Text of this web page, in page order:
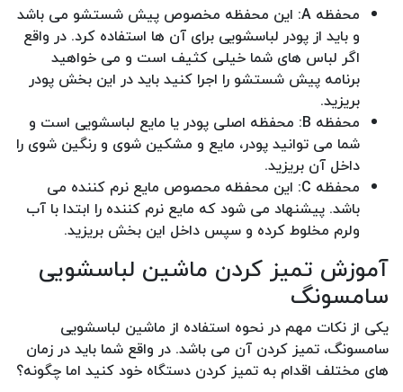
محفظه A: این محفظه مخصوص پیش شستشو می باشد
و باید از پودر لباسشویی برای آن ها استفاده کرد. در واقع
اگر لباس های شما خیلی کثیف است و می خواهید
برنامه پیش شستشو را اجرا کنید باید در این بخش پودر
بریزید.
محفظه B: محفظه اصلی پودر یا مایع لباسشویی است و
شما می توانید پودر، مایع و مشکین شوی و رنگین شوی را
داخل آن بریزید.
محفظه C: این محفظه محصوص مایع نرم کننده می
باشد. پیشنهاد می شود که مایع نرم کننده را ابتدا با آب
ولرم مخلوط کرده و سپس داخل این بخش بریزید.
آموزش تمیز کردن ماشین لباسشویی
سامسونگ
یکی از نکات مهم در نحوه استفاده از ماشین لباسشویی
سامسونگ، تمیز کردن آن می باشد. در واقع شما باید در زمان
های مختلف اقدام به تمیز کردن دستگاه خود کنید اما چگونه؟